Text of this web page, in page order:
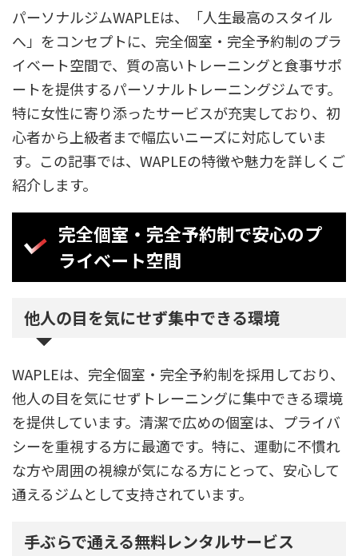
パーソナルジムWAPLEは、「人生最高のスタイル
へ」をコンセプトに、完全個室・完全予約制のプラ
イベート空間で、質の高いトレーニングと食事サポ
ートを提供するパーソナルトレーニングジムです。
特に女性に寄り添ったサービスが充実しており、初
心者から上級者まで幅広いニーズに対応していま
す。この記事では、WAPLEの特徴や魅力を詳しくご
紹介します。
完全個室・完全予約制で安心のプ
ライベート空間
他人の目を気にせず集中できる環境
WAPLEは、完全個室・完全予約制を採用しており、
他人の目を気にせずトレーニングに集中できる環境
を提供しています。清潔で広めの個室は、プライバ
シーを重視する方に最適です。特に、運動に不慣れ
な方や周囲の視線が気になる方にとって、安心して
通えるジムとして支持されています。
手ぶらで通える無料レンタルサービス